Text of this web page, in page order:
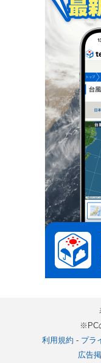
※PC
利用規約 - プラ
広告